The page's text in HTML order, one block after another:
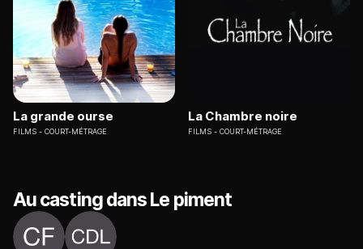
La grande ourse
FILMS COURT-MÉTRAGE
La Chambre noire
FILMS COURT-MÉTRAGE
Au casting dans Le piment